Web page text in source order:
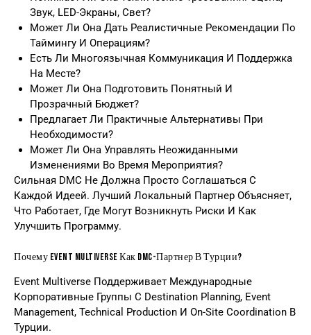
Звук, LED-Экраны, Свет?
Может Ли Она Дать Реалистичные Рекомендации По
Таймингу И Операциям?
Есть Ли Многоязычная Коммуникация И Поддержка
На Месте?
Может Ли Она Подготовить Понятный И
Прозрачный Бюджет?
Предлагает Ли Практичные Альтернативы При
Необходимости?
Может Ли Она Управлять Неожиданными
Изменениями Во Время Мероприятия?
Сильная DMC Не Должна Просто Соглашаться С
Каждой Идеей. Лучший Локальный Партнер Объясняет,
Что Работает, Где Могут Возникнуть Риски И Как
Улучшить Программу.
Почему Event Multiverse Как DMC-Партнер В Турции?
Event Multiverse Поддерживает Международные
Корпоративные Группы С Destination Planning, Event
Management, Technical Production И On-Site Coordination В
Турции.